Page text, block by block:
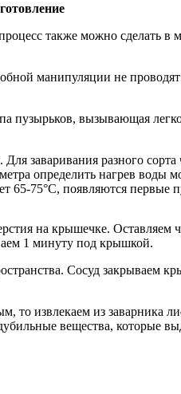
также можно сделать
манипуляции не
пузырьков, вызывающая
заваривания разного
определить нагрев воды
65-75°С, появляются первые
на крышечке. Оставляем
1 минуту под крышкой.
Сосуд закрываем
извлекаем из заварника
вещества, которые